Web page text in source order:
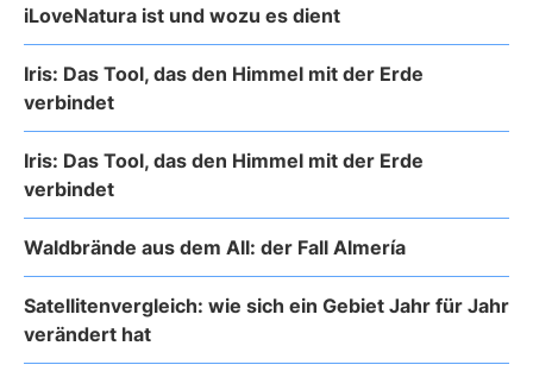
iLoveNatura ist und wozu es dient
Iris: Das Tool, das den Himmel mit der Erde
verbindet
Iris: Das Tool, das den Himmel mit der Erde
verbindet
Waldbrände aus dem All: der Fall Almería
Satellitenvergleich: wie sich ein Gebiet Jahr für Jahr
verändert hat